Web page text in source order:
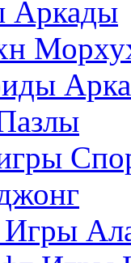
Аркады
Игры